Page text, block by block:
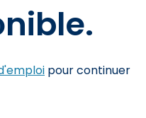
pour continuer